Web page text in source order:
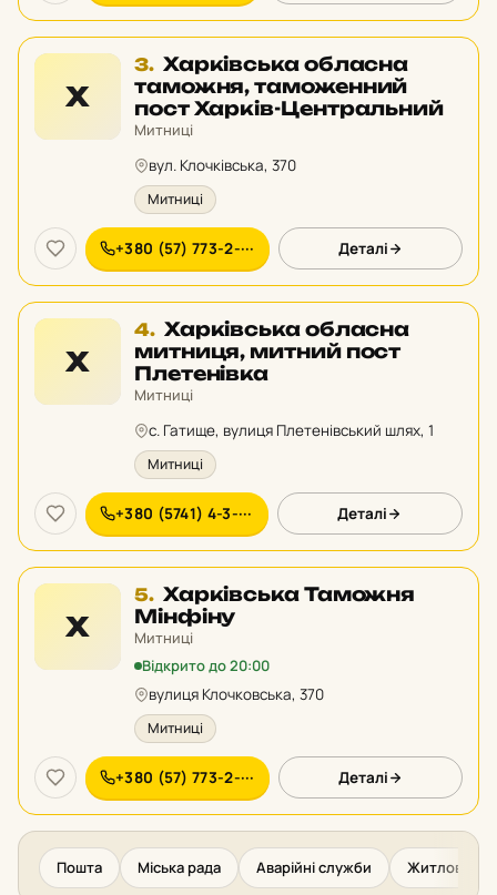
Х
3. Місце
3
у
рейтингу:
Харківська обласна
таможня, таможенний
пост Харків-Центральний
Митниці
вул. Клочківська, 370
Митниці
+380 (57) 773-2-··· Деталі
Х
4. Місце
4
у
рейтингу:
Харківська обласна
митниця, митний пост
Плетенівка
Митниці
с. Гатище, вулиця Плетенівський шлях, 1
Митниці
+380 (5741) 4-3-··· Деталі
Х
5. Місце
5
у
рейтингу:
Харківська Таможня
Мінфіну
Митниці
Відкрито до 20:00
вулиця Клочковська, 370
Митниці
+380 (57) 773-2-··· Деталі
Пошта Міська рада Аварійні служби Житлово-